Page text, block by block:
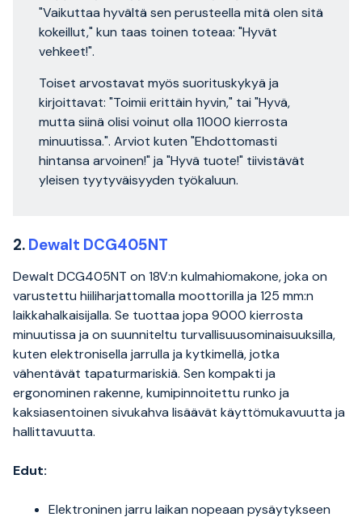
"Vaikuttaa hyvältä sen perusteella mitä olen sitä
kokeillut," kun taas toinen toteaa: "Hyvät
vehkeet!".
Toiset arvostavat myös suorituskykyä ja
kirjoittavat: "Toimii erittäin hyvin," tai "Hyvä,
mutta siinä olisi voinut olla 11000 kierrosta
minuutissa.". Arviot kuten "Ehdottomasti
hintansa arvoinen!" ja "Hyvä tuote!" tiivistävät
yleisen tyytyväisyyden työkaluun.
2. Dewalt DCG405NT
Dewalt DCG405NT on 18V:n kulmahiomakone, joka on
varustettu hiiliharjattomalla moottorilla ja 125 mm:n
laikkahalkaisijalla. Se tuottaa jopa 9000 kierrosta
minuutissa ja on suunniteltu turvallisuusominaisuuksilla,
kuten elektronisella jarrulla ja kytkimellä, jotka
vähentävät tapaturmariskiä. Sen kompakti ja
ergonominen rakenne, kumipinnoitettu runko ja
kaksiasentoinen sivukahva lisäävät käyttömukavuutta ja
hallittavuutta.
Edut:
Elektroninen jarru laikan nopeaan pysäytykseen